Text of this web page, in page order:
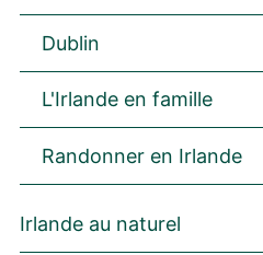
Dublin
L'Irlande en famille
Randonner en Irlande
Irlande au naturel